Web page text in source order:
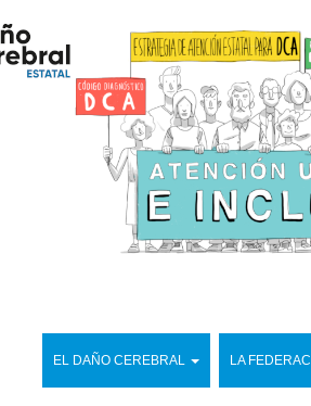
EL DAÑO CEREBRAL LA